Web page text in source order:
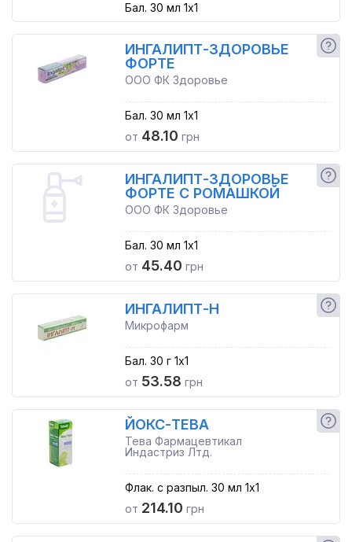
Бал. 30 мл 1x1
ИНГАЛИПТ-ЗДОРОВЬЕ
ФОРТЕ
ООО ФК Здоровье
Бал. 30 мл 1x1
от 48.10 грн
ИНГАЛИПТ-ЗДОРОВЬЕ
ФОРТЕ С РОМАШКОЙ
ООО ФК Здоровье
Бал. 30 мл 1x1
от 45.40 грн
ИНГАЛИПТ-Н
Микрофарм
Бал. 30 г 1x1
от 53.58 грн
ЙОКС-ТЕВА
Тева Фармацевтикал
Индастриз Лтд.
Флак. с разпыл. 30 мл 1x1
от 214.10 грн